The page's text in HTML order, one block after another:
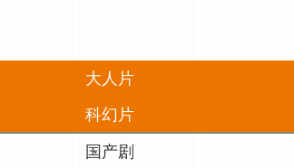
大人片
科幻片
国产剧